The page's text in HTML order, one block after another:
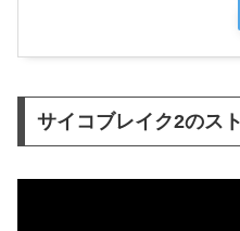
サイコブレイク2のス